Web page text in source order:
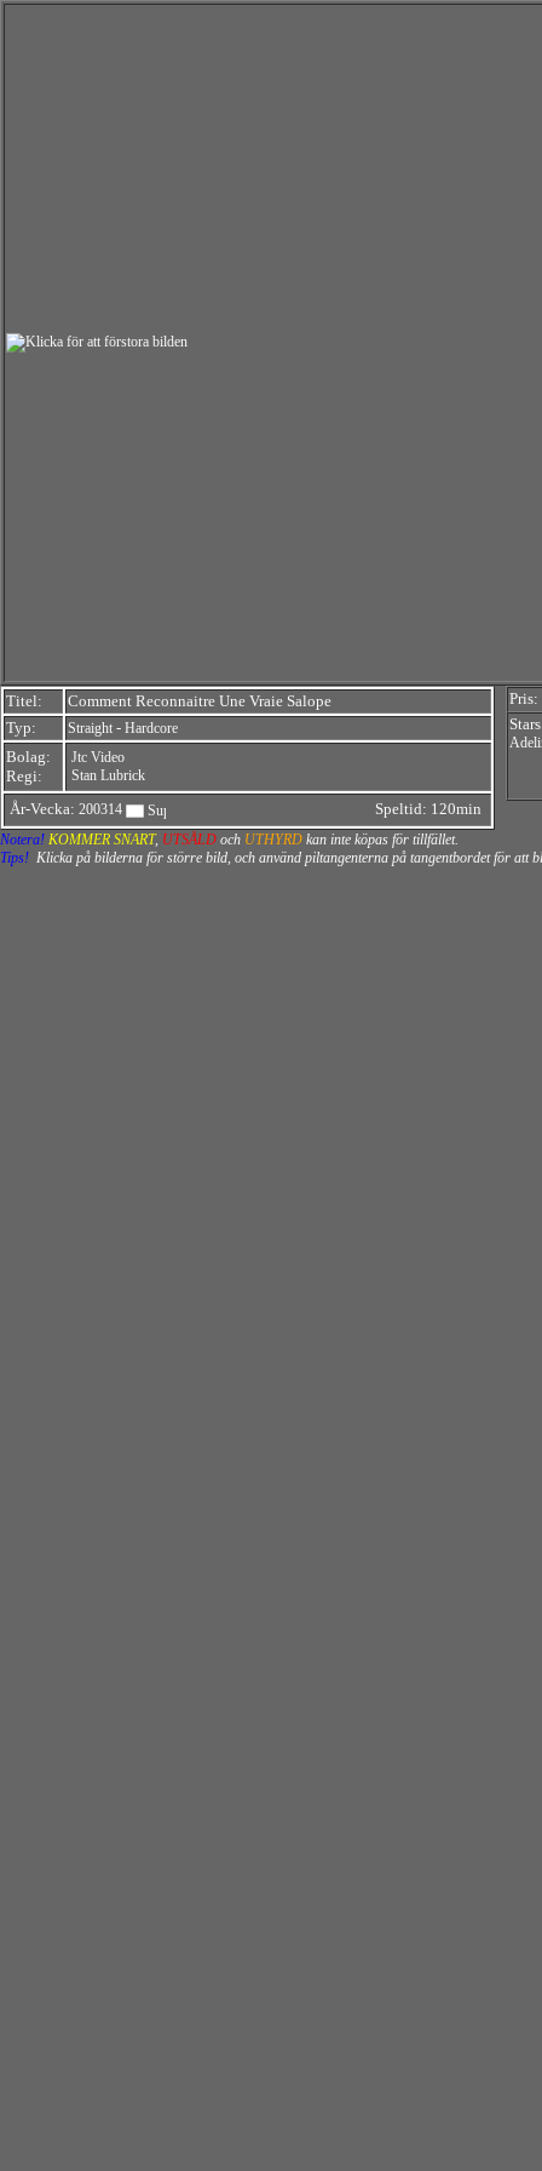
Titel:
Comment Reconnaitre Une Vraie Salope
Typ:
Straight - Hardcore
Bolag:
Regi:
Jtc Video
Stan Lubrick
År-Vecka: 200314 Speltid: 120min
Notera! KOMMER SNART, UTSÅLD och UTHYRD kan inte köpas för tillfället.
Tips! Klicka på bilderna för större bild, och använd piltangenterna på tangentbordet för att